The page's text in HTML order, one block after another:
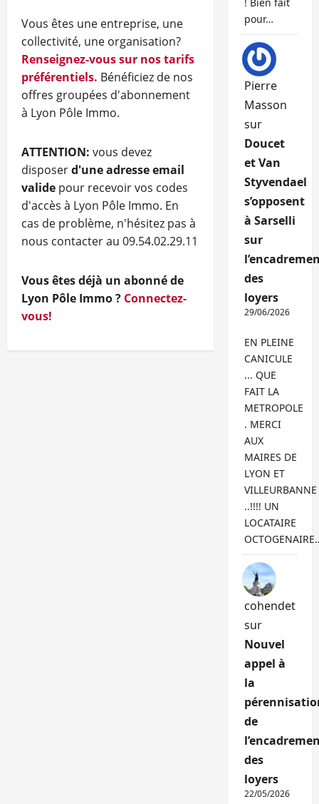
Vous êtes une entreprise, une
collectivité, une organisation?
Renseignez-vous sur nos tarifs
préférentiels. Bénéficiez de nos
offres groupées d'abonnement
à Lyon Pôle Immo.
ATTENTION: vous devez
disposerd'une adresse email
valide pour recevoir vos codes
d'accès à Lyon Pôle Immo. En
cas de problème, n'hésitez pas à
nous contacter au 09.54.02.29.11
Vous êtes déjà un abonné de
Lyon Pôle Immo ? Connectez-
vous!
pour…
Pierre
Masson
sur
Doucet
et Van
Styvendael
s’opposent
à Sarselli
sur
des
loyers
29/06/2026
EN PLEINE
CANICULE
... QUE
FAIT LA
METROPOLE
. MERCI
AUX
MAIRES DE
LYON ET
VILLEURBANNE
..!!!! UN
LOCATAIRE
cohendet
sur
Nouvel
appel à
la
de
des
loyers
22/05/2026